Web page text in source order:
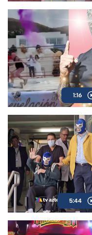
1:16
5:44